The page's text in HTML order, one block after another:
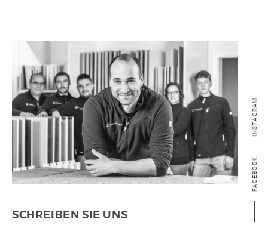
FACEBOOK
INSTAGRAM
SCHREIBEN SIE UNS